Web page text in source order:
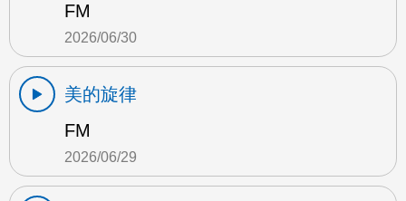
FM
2026/06/30
美的旋律
FM
2026/06/29